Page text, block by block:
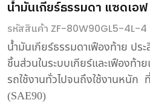
น้ำมันเกียร์ธรรมดา แซดเอ
รหัสสินค้า ZF-80W90GL5-4L-4
น้ำมันเกียร์ธรรมดาเฟืองท้าย ปร
ชิ้นส่วนในระบบเกียร์และเฟืองท้า
รถใช้งานทั่วไปจนถึงใช้งานหนัก
(SAE90)